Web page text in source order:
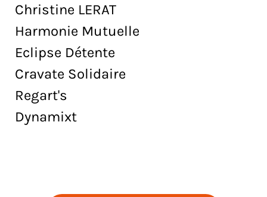
Christine LERAT
Harmonie Mutuelle
Eclipse Détente
Cravate Solidaire
Regart's
Dynamixt